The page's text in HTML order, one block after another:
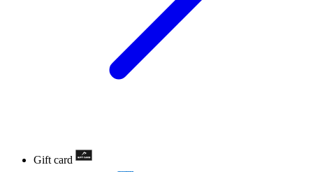
Gift card